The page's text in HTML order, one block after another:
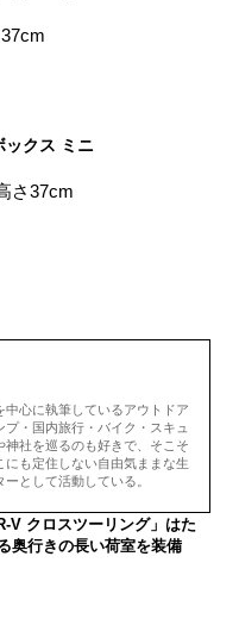
ックス ミニ
さ37cm
中心に執筆しているアウトドア
・国内旅行・バイク・スキュ
神社を巡るのも好きで、そこそ
にも定住しない自由気ままな生
として活動している。
V クロスツーリング」はた
奥行きの長い荷室を装備